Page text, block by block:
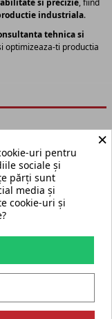
si precizie, fiind
industriala.
tehnica si
optimizeaza-ti productia
s.r.l.
333 666
✆Contact
×
uri pentru
sociale și
părți sunt
media și
cookie-uri și